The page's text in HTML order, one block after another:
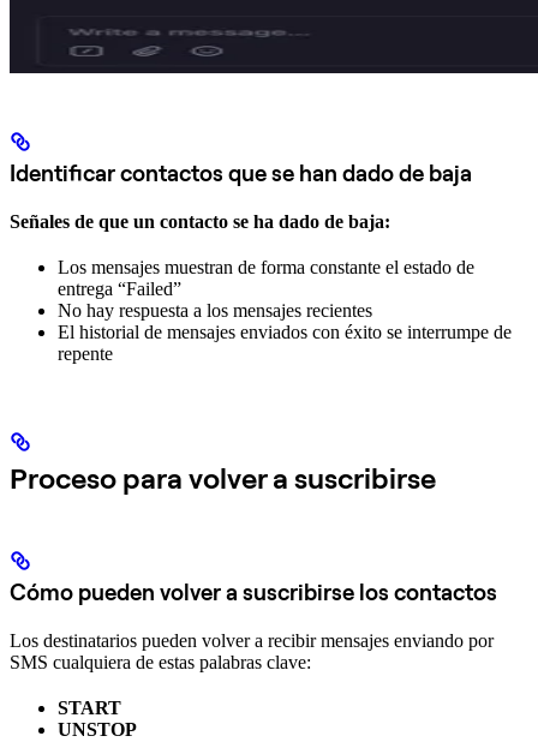
Identificar contactos que se han dado de baja
Señales de que un contacto se ha dado de baja:
Los mensajes muestran de forma constante el estado de
entrega “Failed”
No hay respuesta a los mensajes recientes
El historial de mensajes enviados con éxito se interrumpe de
repente
Proceso para volver a suscribirse
Cómo pueden volver a suscribirse los contactos
Los destinatarios pueden volver a recibir mensajes enviando por
SMS cualquiera de estas palabras clave:
START
UNSTOP